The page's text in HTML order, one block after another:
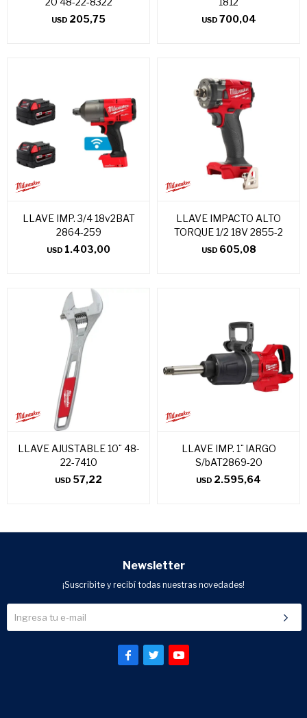
USD 205,75 USD 700,04
LLAVE IMP. 3/4 18v2BAT
2864-259
USD 1.403,00
LLAVE IMPACTO ALTO
TORQUE 1/2 18V 2855-2
USD 605,08
LLAVE AJUSTABLE 10¨ 48-
22-7410
USD 57,22
LLAVE IMP. 1¨ lARGO
S/bAT2869-20
USD 2.595,64
Newsletter
¡Suscribite y recibí todas nuestras novedades!
  